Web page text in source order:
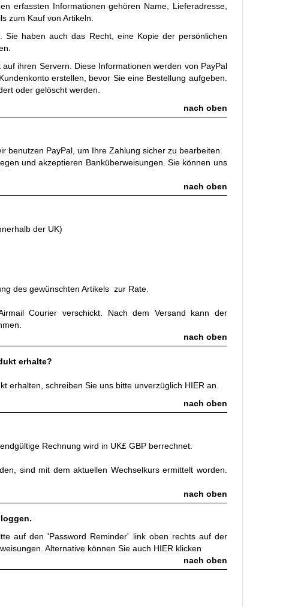
erfassten Informationen gehören Name, Lieferadresse,
zum Kauf von Artikeln.
haben auch das Recht, eine Kopie der persönlichen
ihren Servern. Diese Informationen werden von PayPal
erstellen, bevor Sie eine Bestellung aufgeben.
oder gelöscht werden.
nach oben
benutzen PayPal, um Ihre Zahlung sicher zu bearbeiten.
und akzeptieren Banküberweisungen.Sie können uns
nach oben
der UK)
des gewünschten Artikels zur Rate.
Courier verschickt. Nach dem Versand kann der
nach oben
erhalte?
erhalten, schreiben Sie uns bitte unverzüglich HIER an.
nach oben
Rechnung wird in UK£ GBP berrechnet.
sind mit dem aktuellen Wechselkurs ermittelt worden.
nach oben
auf den 'Password Reminder' link oben rechts auf der
Alternative können Sie auch HIER klicken
nach oben